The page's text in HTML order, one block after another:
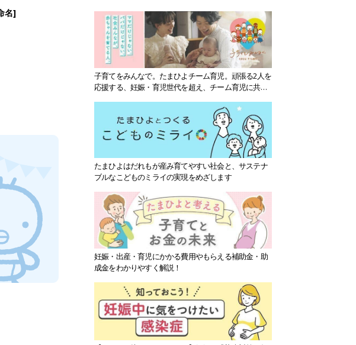
名]
子育てをみんなで。たまひよチーム育児。頑張る2人を
応援する、妊娠・育児世代を超え、チーム育児に共感
たまひよはだれもが産み育てやすい社会と、サステナ
ブルなこどものミライの実現をめざします
妊娠・出産・育児にかかる費用やもらえる補助金・助
成金をわかりやすく解説！